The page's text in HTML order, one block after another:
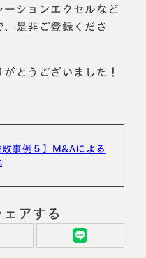
ションエクセルなど
是非ご登録くださ
とうございました！
敗事例５】M&Aによる
アする